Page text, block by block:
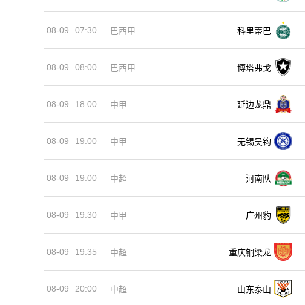
08-09 07:30 巴西甲 科里蒂巴
08-09 08:00 巴西甲 博塔弗戈
08-09 18:00 中甲 延边龙鼎
08-09 19:00 中甲 无锡吴钩
08-09 19:00 中超 河南队
08-09 19:30 中甲 广州豹
08-09 19:35 中超 重庆铜梁龙
08-09 20:00 中超 山东泰山